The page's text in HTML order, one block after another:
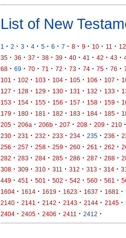
List of New
1 · 2 · 3 · 4 · 5 · 6 · 7 · 8 · 9 · 10 · 11 · 12
35 · 36 · 37 · 38 · 39 · 40 · 41 · 42 · 43 ·
68 · 69 · 70 · 71 · 72 · 73 · 74 · 75 · 76 ·
101
· 102 · 103 · 104 · 105 · 106 · 107 ·
127 · 128 · 129 · 130 · 131 · 132 · 133 ·
153 · 154 · 155 · 156 · 157 · 158 · 159 ·
179 · 180 · 181 · 182 · 183 · 184 · 185 ·
205 · 206a · 206b · 207 · 208 · 209 · 210 ·
230 · 231 · 232 · 233 · 234 · 235 · 236 ·
256 · 257 · 258 · 259 · 260 · 261 · 262 ·
282 · 283 · 284 · 285 · 286 · 287 · 288 ·
308 · 309 · 310 · 311 · 312 · 313 · 314 ·
449 · 451 · 501 · 502 · 542 · 560 · 561 ·
1604 · 1614 · 1619 · 1623 · 1637 · 1681 ·
2140 · 2141 · 2142 · 2143 · 2144 · 2145 ·
2404 · 2405 · 2406 · 2411 · 2412 ·